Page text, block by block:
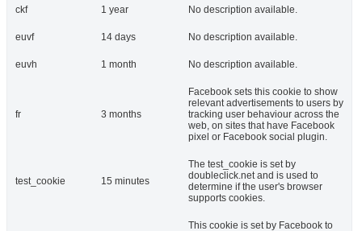
ckf 1 year No description available.
euvf 14 days No description available.
euvh 1 month No description available.
fr 3 months
Facebook sets this cookie to show
relevant advertisements to users by
tracking user behaviour across the
web, on sites that have Facebook
pixel or Facebook social plugin.
test_cookie 15 minutes
The test_cookie is set by
doubleclick.net and is used to
determine if the user's browser
supports cookies.
This cookie is set by Facebook to